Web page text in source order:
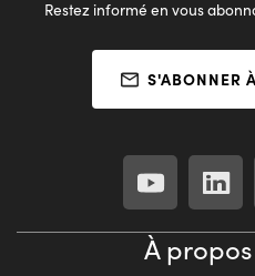
Restez informé en vous
S'ABONNER
À